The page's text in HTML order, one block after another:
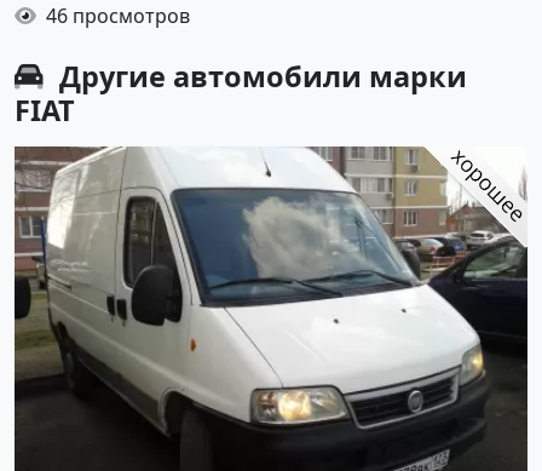
46 просмотров
Другие автомобили марки
FIAT